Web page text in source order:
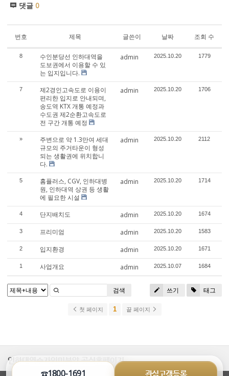
댓글 0
번호 제목 글쓴이 날짜 조회 수
8
수인분당선 인하대역을
도보권에서 이용할 수 있
는 입지입니다.
admin 2025.10.20 1779
7
제2경인고속도로 이용이
편리한 입지로 안내되며,
송도역 KTX 개통 예정과
수도권 제2순환고속도로
전 구간 개통 예정
admin 2025.10.20 1706
»
주변으로 약 1.3만여 세대
규모의 주거타운이 형성
되는 생활권에 위치합니
다.
admin 2025.10.20 2112
5
홈플러스, CGV, 인하대병
원, 인하대역 상권 등 생활
에 필요한 시설
admin 2025.10.20 1714
4 단지배치도 admin 2025.10.20 1674
3 프리미엄 admin 2025.10.20 1583
2 입지환경 admin 2025.10.20 1671
1 사업개요 admin 2025.10.07 1684
쓰기 태그
검색
첫 페이지 1 끝 페이지
인하대역수자인미분양 공식홈페이지
☎1800-1691 관심고객등록